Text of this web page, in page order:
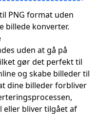
PNG format uden
billede konverter.
uden at gå på
gør det perfekt til
og skabe billeder til
dine billeder forbliver
eller bliver tilgået af